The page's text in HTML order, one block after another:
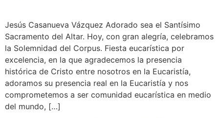
Jesús Casanueva Vázquez Adorado sea el Santísimo
Sacramento del Altar. Hoy, con gran alegría, celebramos
la Solemnidad del Corpus. Fiesta eucarística por
excelencia, en la que agradecemos la presencia
histórica de Cristo entre nosotros en la Eucaristía,
adoramos su presencia real en la Eucaristía y nos
comprometemos a ser comunidad eucarística en medio
del mundo, […]